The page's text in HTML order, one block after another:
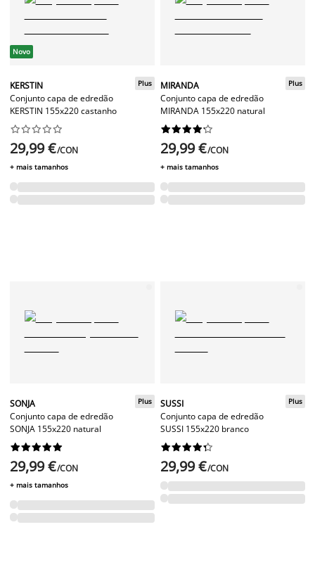
Novo
KERSTIN
Conjunto capa de edredão
KERSTIN 155x220 castanho
Plus






29,99 €/CON
+ mais tamanhos
MIRANDA
Conjunto capa de edredão
MIRANDA 155x220 natural
Plus






29,99 €/CON
+ mais tamanhos
SONJA
Conjunto capa de edredão
SONJA 155x220 natural
Plus






29,99 €/CON
+ mais tamanhos
SUSSI
Conjunto capa de edredão
SUSSI 155x220 branco
Plus






29,99 €/CON